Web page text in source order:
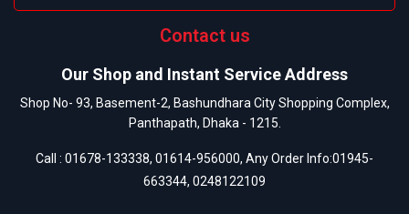
Contact us
Our Shop and Instant Service Address
Shop No- 93, Basement-2, Bashundhara City Shopping Complex,
Panthapath, Dhaka - 1215.
Call : 01678-133338, 01614-956000, Any Order Info:01945-
663344, 0248122109